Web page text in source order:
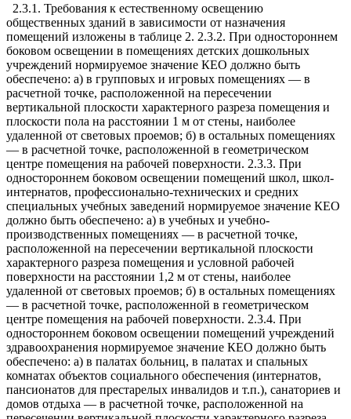
2.3.1. Требования к естественному освещению
общественных зданий в зависимости от назначения
помещений изложены в таблице 2. 2.3.2. При одностороннем
боковом освещении в помещениях детских дошкольных
учреждений нормируемое значение КЕО должно быть
обеспечено: а) в групповых и игровых помещениях — в
расчетной точке, расположенной на пересечении
вертикальной плоскости характерного разреза помещения и
плоскости пола на расстоянии 1 м от стены, наиболее
удаленной от световых проемов; б) в остальных помещениях
— в расчетной точке, расположенной в геометрическом
центре помещения на рабочей поверхности. 2.3.3. При
одностороннем боковом освещении помещений школ, школ-
интернатов, профессионально-технических и средних
специальных учебных заведений нормируемое значение КЕО
должно быть обеспечено: а) в учебных и учебно-
производственных помещениях — в расчетной точке,
расположенной на пересечении вертикальной плоскости
характерного разреза помещения и условной рабочей
поверхности на расстоянии 1,2 м от стены, наиболее
удаленной от световых проемов; б) в остальных помещениях
— в расчетной точке, расположенной в геометрическом
центре помещения на рабочей поверхности. 2.3.4. При
одностороннем боковом освещении помещений учреждений
здравоохранения нормируемое значение КЕО должно быть
обеспечено: а) в палатах больниц, в палатах и спальных
комнатах объектов социального обеспечения (интернатов,
пансионатов для престарелых инвалидов и т.п.), санаториев и
домов отдыха — в расчетной точке, расположенной на